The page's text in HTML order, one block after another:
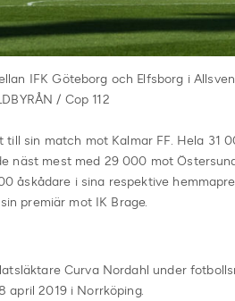
IFK Göteborg och Elfsborg i
/ Cop 112
till sin match mot Kalmar FF. Hela 31
näst mest med 29 000 mot
åskådare i sina respektive
premiär mot IK Brage.
Curva Nordahl under
april 2019 i Norrköping.